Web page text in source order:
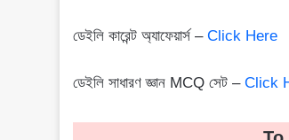
ডেইলি কারেন্ট অ্যাফেয়ার্স –Click Here
ডেইলি সাধারণ জ্ঞান MCQ সেট –Click